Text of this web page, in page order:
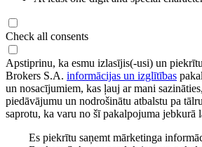
Check all consents
Apstiprinu, ka esmu izlasījis(-usi) un
Brokers S.A. informācijas un izglītības
un nosacījumiem, kas ļauj ar mani
piedāvājumu un nodrošinātu atbalstu pa
saprotu, ka varu no šī pakalpojuma jebkurā
Es piekrītu saņemt mārketinga